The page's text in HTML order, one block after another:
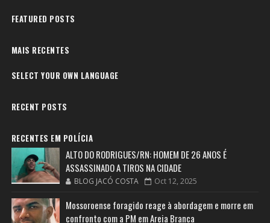
FEATURED POSTS
MAIS RECENTES
SELECT YOUR OWN LANGUAGE
RECENT POSTS
RECENTES EM POLÍCIA
ALTO DO RODRIGUES/RN: HOMEM DE 26 ANOS É
ASSASSINADO A TIROS NA CIDADE
BLOG JACÓ COSTA Oct 12, 2025
Mossoroense foragido reage à abordagem e morre em
confronto com a PM em Areia Branca